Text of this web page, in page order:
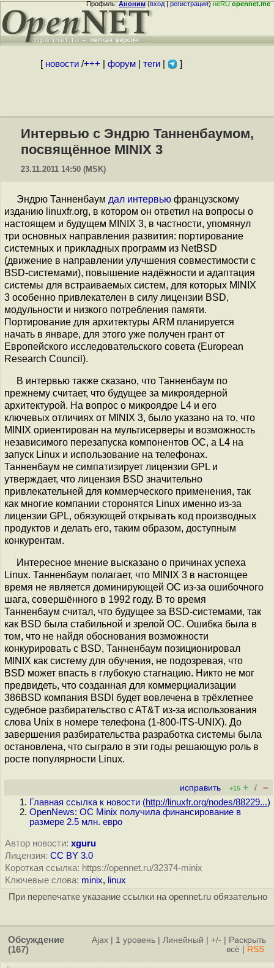
Профиль:Аноним(вход|регистрация)неRUopennet.me
[ новости/+++ форум| теги| ]
Интервью с Эндрю Танненбаумом,
посвящённое MINIX 3
23.11.2011 14:50 (MSK)
Эндрю Танненбаум дал интервью французскому
изданию linuxfr.org, в котором он ответил на вопросы о
настоящем и будущем MINIX 3, в частности, упомянул
три основных направления развития: портирование
системных и прикладных программ из NetBSD
(движение в направлении улучшения совместимости с
BSD-системами), повышение надёжности и адаптация
системы для встраиваемых систем, для которых MINIX
3 особенно привлекателен в силу лицензии BSD,
модульности и низкого потребления памяти.
Портирование для архитектуры ARM планируется
начать в январе, для этого уже получен грант от
Европейского исследовательского совета (European
Research Council).
В интервью также сказано, что Танненбаум по
прежнему считает, что будущее за микроядерной
архитектурой. На вопрос о микроядре L4 и его
ключевых отличиях от MINIX 3, было указано на то, что
MINIX ориентирован на мультисерверы и возможность
независимого перезапуска компонентов ОС, а L4 на
запуск Linux и использование на телефонах.
Танненбаум не симпатизирует лицензии GPL и
утверждает, что лицензия BSD значительно
привлекательней для коммерческого применения, так
как многие компании сторонятся Linux именно из-за
лицензии GPL, обязующей открывать код производных
продуктов и делать его, таким образом, доступным
конкурентам.
Интересное мнение высказано о причинах успеха
Linux. Танненбаум полагает, что MINIX 3 в настоящее
время не является доминирующей ОС из-за ошибочного
шага, совершённого в 1992 году. В то время
Танненбаум считал, что будущее за BSD-системами, так
как BSD была стабильной и зрелой ОС. Ошибка была в
том, что не найдя обоснования возможности
конкурировать с BSD, Танненбаум позиционировал
MINIX как систему для обучения, не подозревая, что
BSD может впасть в глубокую стагнацию. Никто не мог
предвидеть, что созданная для коммерциализации
386BSD компания BSDI будет вовлечена в трёхлетнее
судебное разбирательство c AT&T из-за использования
слова Unix в номере телефона (1-800-ITS-UNIX). До
завершения разбирательства разработка системы была
остановлена, что сыграло в эти годы решающую роль в
росте популярности Linux.
исправить +15 + / –
Главная ссылка к новости (http://linuxfr.org/nodes/88229...)
OpenNews: ОС Minix получила финансирование в
размере 2.5 млн. евро
Автор новости: xguru
Лицензия: CC BY 3.0
Короткая ссылка: https://opennet.ru/32374-minix
Ключевые слова: minix, linux
При перепечатке указание ссылки на opennet.ru обязательно
Обсуждение
(167)
Ajax 1 уровень Линейный +/-
Раскрыть
всё
RSS